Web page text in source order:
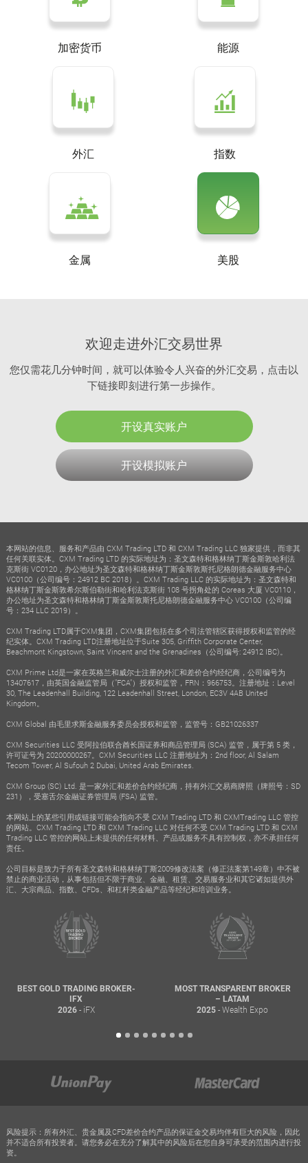
加密货币 能源
外汇 指数
金属 美股
欢迎走进外汇交易世界
您仅需花几分钟时间，就可以体验令人兴奋的外汇交易，点击以
下链接即刻进行第一步操作。
开设真实账户
开设模拟账户
本网站的信息、服务和产品由 CXM Trading LTD 和 CXM Trading LLC 独家提供，而非其
任何关联实体。CXM Trading LTD 的实际地址为：圣文森特和格林纳丁斯金斯敦哈利法
克斯街 VC0120，办公地址为圣文森特和格林纳丁斯金斯敦斯托尼格朗德金融服务中心
VC0100（公司编号：24912 BC 2018）。CXM Trading LLC 的实际地址为：圣文森特和
格林纳丁斯金斯敦希尔斯伯勒街和哈利法克斯街 108 号拐角处的 Coreas 大厦 VC0110，
办公地址为圣文森特和格林纳丁斯金斯敦斯托尼格朗德金融服务中心 VC0100（公司编
号：234 LLC 2019）。
CXM Trading LTD属于CXM集团，CXM集团包括在多个司法管辖区获得授权和监管的经
纪实体。CXM Trading LTD注册地址位于Suite 305, Griffith Corporate Center,
Beachmont Kingstown, Saint Vincent and the Grenadines（公司编号: 24912 IBC)。
CXM Prime Ltd是一家在英格兰和威尔士注册的外汇和差价合约经纪商，公司编号为
13407617，由英国金融监管局（"FCA"）授权和监管，FRN：966753。注册地址：Level
30, The Leadenhall Building, 122 Leadenhall Street, London, EC3V 4AB United
Kingdom。
CXM Global 由毛里求斯金融服务委员会授权和监管，监管号：GB21026337
CXM Securities LLC 受阿拉伯联合酋长国证券和商品管理局 (SCA) 监管，属于第 5 类，
许可证号为 20200000267。CXM Securities LLC 注册地址为：2nd floor, Al Salam
Tecom Tower, Al Sufouh 2 Dubai, United Arab Emirates.
CXM Group (SC) Ltd. 是一家外汇和差价合约经纪商，持有外汇交易商牌照（牌照号：SD
231），受塞舌尔金融证券管理局 (FSA) 监管。
本网站上的某些引用或链接可能会指向不受 CXM Trading LTD 和 CXMTrading LLC 管控
的网站。CXM Trading LTD 和 CXM Trading LLC 对任何不受 CXM Trading LTD 和 CXM
Trading LLC 管控的网站上未提供的任何材料、产品或服务不具有控制权，亦不承担任何
责任。
公司目标是致力于所有圣文森特和格林纳丁斯2009修改法案（修正法案第149章）中不被
禁止的商业活动，从事包括但不限于商业、金融、租赁、交易服务业和其它诸如提供外
汇、大宗商品、指数、CFDs、和杠杆类金融产品等经纪和培训业务。
BEST GOLD TRADING BROKER-
IFX
2026- iFX
MOST TRANSPARENT BROKER
– LATAM
2025 - Wealth Expo
风险提示：所有外汇、贵金属及CFD差价合约产品的保证金交易均伴有巨大的风险，因此
并不适合所有投资者。请您务必在充分了解其中的风险后在您自身可承受的范围内进行投
资。